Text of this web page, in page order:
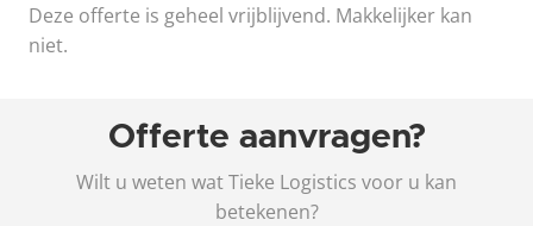
Deze offerte is geheel vrijblijvend. Makkelijker kan
niet.
Offerte aanvragen?
Wilt u weten wat Tieke Logistics voor u kan
betekenen?